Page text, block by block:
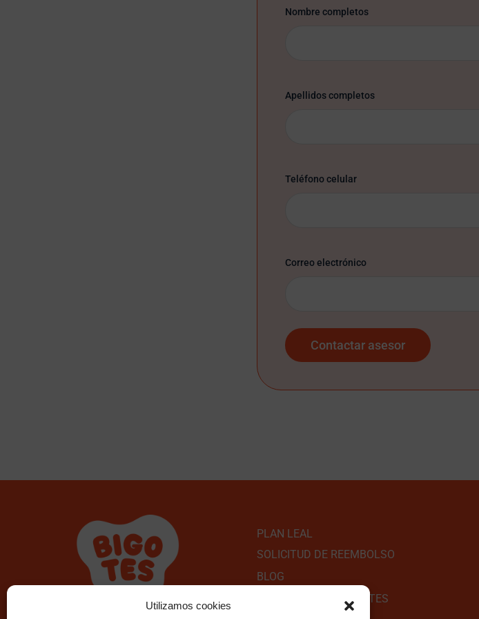
Utilizamos cookies
Nombre completos
Apellidos completos
Teléfono celular
Correo electrónico
PLAN LEAL
SOLICITUD DE REEMBOLSO
BLOG
PREGUNTAS FRECUENTES